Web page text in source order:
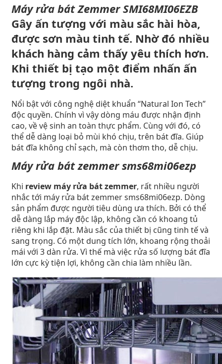
Máy rửa bát Zemmer SMI68MI06EZB
Gây ấn tượng với màu sắc hài hòa,
được sơn màu tinh tế. Nhờ đó nhiều
khách hàng cảm thấy yêu thích hơn.
Khi thiết bị tạo một điểm nhấn ấn
tượng trong ngôi nhà.
Nổi bật với công nghệ diệt khuẩn “Natural Ion Tech”
độc quyền. Chính vì vậy dòng máu được nhận định
cao, về vệ sinh an toàn thực phẩm. Cùng với đó, có
thể dễ dàng loại bỏ mùi khó chịu, trên bát đĩa. Giúp
bát đĩa không chỉ sạch, mà còn thơm tho, dễ chịu.
Máy rửa bát zemmer sms68mi06ezp
Khi review máy rửa bát zemmer, rất nhiều người
nhắc tới máy rửa bát zemmer sms68mi06ezp. Dòng
sản phẩm được người tiêu dùng ưa thích. Bởi có thể
dễ dàng lắp máy độc lập, không cần có khoang tủ
riêng khi lắp đặt. Màu sắc của thiết bị cũng tinh tế và
sang trọng. Có một dung tích lớn, khoang rộng thoải
mái với 3 dàn rửa. Vì thế mà việc rửa số lượng bát đĩa
lớn cực kỳ tiện lợi, không cần chia làm nhiều lần.